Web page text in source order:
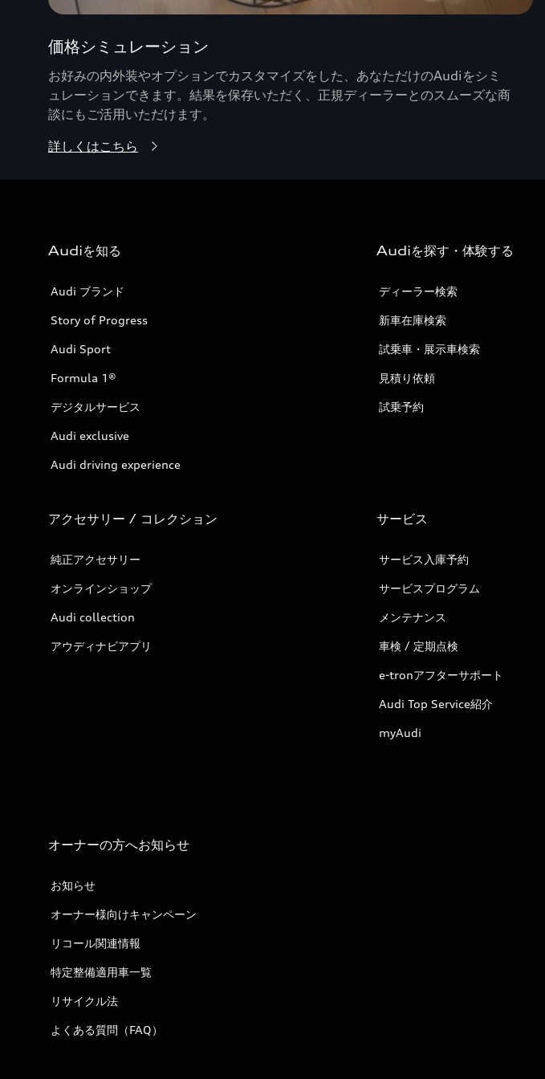
価格シミュレーション
お好みの内外装やオプションでカスタマイズをした、あなただけのAudiをシミ
ュレーションできます。結果を保存いただく、正規ディーラーとのスムーズな商
談にもご活用いただけます。
詳しくはこちら
Audiを知る
Audi ブランド
Story of Progress
Audi Sport
Formula 1®
デジタルサービス
Audi exclusive
Audi driving experience
Audiを探す・体験する
ディーラー検索
新車在庫検索
試乗車・展示車検索
見積り依頼
試乗予約
アクセサリー / コレクション
純正アクセサリー
オンラインショップ
Audi collection
アウディナビアプリ
サービス
サービス入庫予約
サービスプログラム
メンテナンス
車検 / 定期点検
e-tronアフターサポート
Audi Top Service紹介
myAudi
オーナーの方へお知らせ
お知らせ
オーナー様向けキャンペーン
リコール関連情報
特定整備適用車一覧
リサイクル法
よくある質問（FAQ）